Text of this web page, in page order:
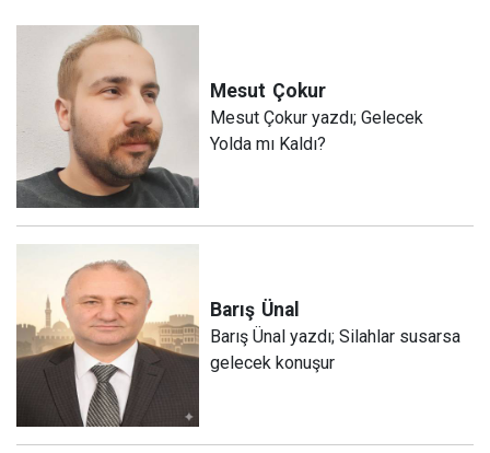
Mesut Çokur
Mesut Çokur yazdı; Gelecek
Yolda mı Kaldı?
Barış Ünal
Barış Ünal yazdı; Silahlar susarsa
gelecek konuşur